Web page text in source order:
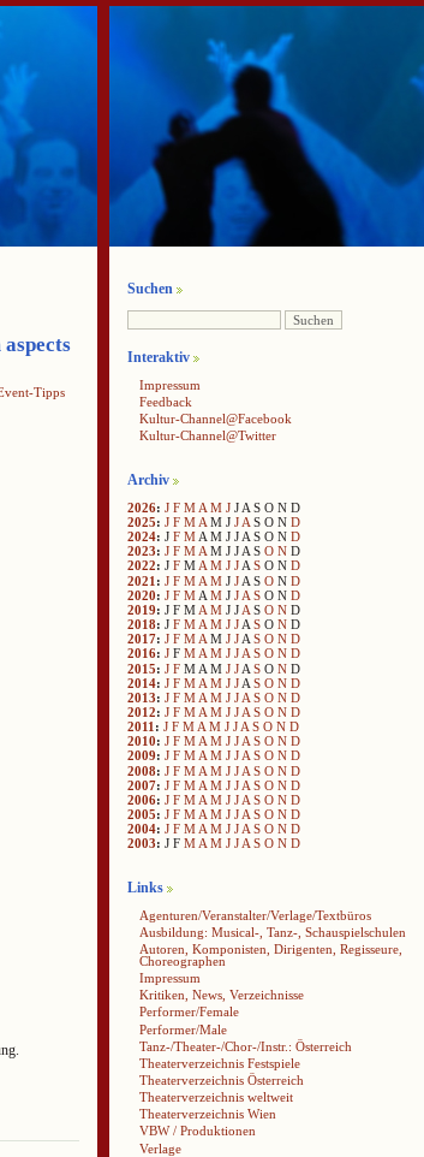
Tipps
Suchen
Interaktiv
Impressum
Feedback
Kultur-Channel@Facebook
Kultur-Channel@Twitter
Archiv
2026: J F M A M J J A S O N D
2025: J F M A M J J A S O N D
2024: J F M A M J J A S O N D
2023: J F M A M J J A S O N D
2022: J F MA M J JA S O N D
2021 : J F M A M J J A S O N D
2020: J F M A M J J A S O N D
2019: J F M A M J J A S O N D
2018: J F M A M J J A S O N D
2017: J F M A M J J A S O N D
2016: J F M A M J J A S O N D
2015: J F M A M J J A S O N D
2014: J F M A M J J A S O N D
2013: J F M A M J J A S O N D
2012: J F M A M J J A S O N D
2011 : J F M A M J J A S O N D
2010: J F M A M J J A S O N D
2009: J F MA M J JA S O N D
2008: J F M A M J J A S O N D
2007: J F M A M J J A S O N D
2006: J F M A M J J A S O N D
2005: J F M A M J J A S O N D
2004: J F M A M J J A S O N D
2003: J F M A M J J A S O N D
Links
Agenturen/Veranstalter/Verlage/Textbüros
Ausbildung: Musical-, Tanz-, Schauspielschulen
Autoren, Komponisten, Dirigenten, Regisseure,
Choreographen
Impressum
Kritiken, News, Verzeichnisse
Performer/Female
Performer/Male
Tanz-/Theater-/Chor-/Instr.: Österreich
Theaterverzeichnis Festspiele
Theaterverzeichnis Österreich
Theaterverzeichnis weltweit
Theaterverzeichnis Wien
VBW / Produktionen
Verlage